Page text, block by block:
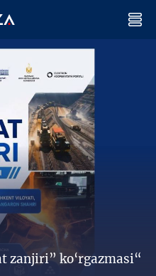
“Milliy sanoat zanjiri” ko‘rgazmasi